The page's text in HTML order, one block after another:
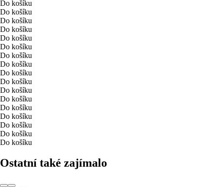
Do košíku
Do košíku
Do košíku
Do košíku
Do košíku
Do košíku
Do košíku
Do košíku
Do košíku
Do košíku
Do košíku
Do košíku
Do košíku
Do košíku
Do košíku
Do košíku
Do košíku
Ostatní také zajímalo